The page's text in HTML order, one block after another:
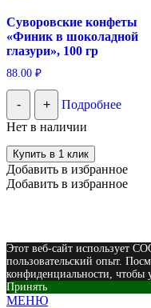
Суворовские конфеты
«Финик в шоколадной
глазури», 100 гр
88.00 ₽
- +
Подробнее
Нет в наличии
Купить в 1 клик
Добавить в избранное
Добавить в избранное
Этот веб-сайт использует
пользовательский опыт.
конфиденциальности, чтобы
Принять
МЕНЮ